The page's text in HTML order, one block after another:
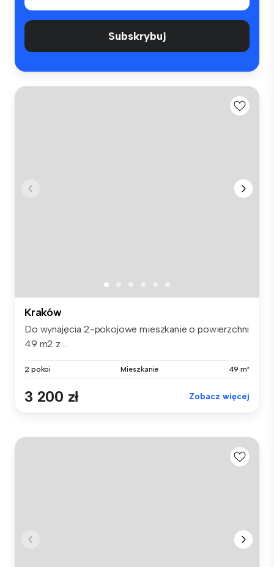
Subskrybuj
Kraków
Do wynajęcia 2-pokojowe mieszkanie o powierzchni
49 m2 z ...
2 pokoi Mieszkanie 49 m²
3 200 zł Zobacz więcej